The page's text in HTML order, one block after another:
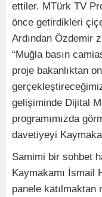
ettiler. MTürk TV
önce getirdikleri
Ardından Özdemir
“Muğla basın
proje bakanlıktan
gelişiminde Dijital
programımızda
davetiyeyi
Samimi bir sohbet
Kaymakamı İsmail
panele katılmaktan